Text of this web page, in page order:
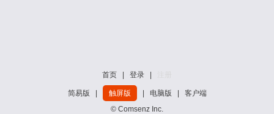
首页 登录
简易版 触屏版 电脑版
客户端
© Comsenz Inc.